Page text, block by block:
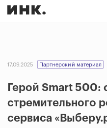
17.09.2025 Партнерский материал
Герой Smart 500:
стремительного
сервиса